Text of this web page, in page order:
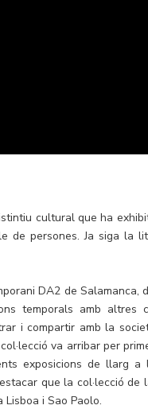
cultural que ha
de persones. Ja siga la
DA2 de Salamanca,
temporals amb altres
i compartir amb la
va arribar per
exposicions de llarg a
que la col·lecció de
i Sao Paolo.